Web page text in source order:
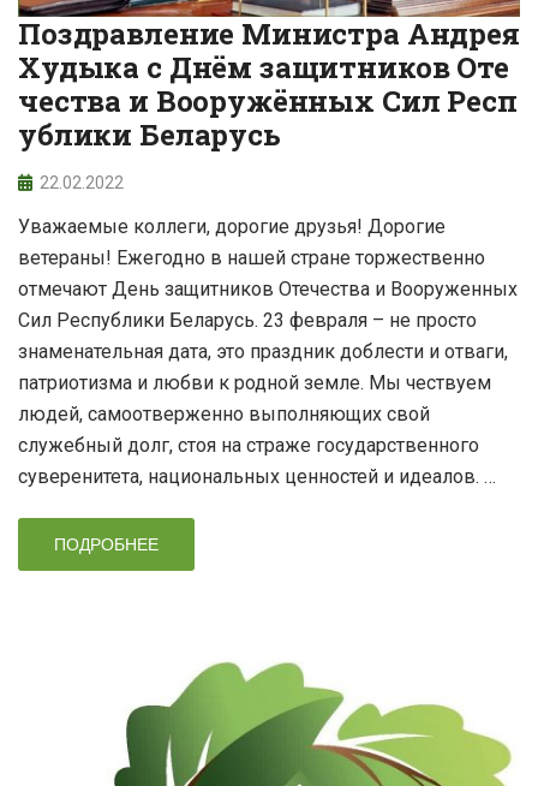
Поздравление Министра Андрея
Худыка с Днём защитников Оте
чества и Вооружённых Сил Респ
ублики Беларусь
22.02.2022
Уважаемые коллеги, дорогие друзья! Дорогие
ветераны! Ежегодно в нашей стране торжественно
отмечают День защитников Отечества и Вооруженных
Сил Республики Беларусь. 23 февраля – не просто
знаменательная дата, это праздник доблести и отваги,
патриотизма и любви к родной земле. Мы чествуем
людей, самоотверженно выполняющих свой
служебный долг, стоя на страже государственного
суверенитета, национальных ценностей и идеалов. …
ПОДРОБНЕЕ